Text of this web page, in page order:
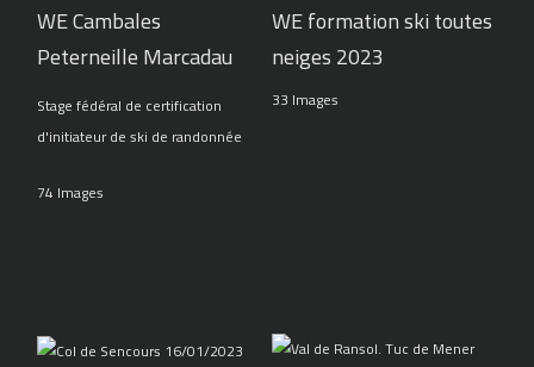
WE Cambales
Peterneille Marcadau
Stage fédéral de certification
d'initiateur de ski de randonnée
74 Images
WE formation ski toutes
neiges 2023
33 Images